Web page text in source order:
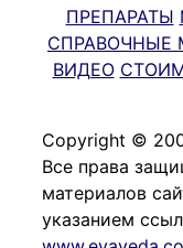
ПРЕПАРАТЫ
СПРАВОЧНЫЕ
ВИДЕО
Copyright ©
Все права
материалов
указанием